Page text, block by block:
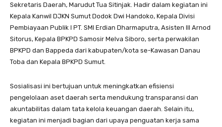
Sekretaris Daerah, Marudut Tua Sitinjak. Hadir dalam kegiatan ini
Kepala Kanwil DJKN Sumut Dodok Dwi Handoko, Kepala Divisi
Pembiayaan Publik I PT. SMI Erdian Dharmaputra, Asisten III Arnod
Sitorus, Kepala BPKPD Samosir Melva Siboro, serta perwakilan
BPKPD dan Bappeda dari kabupaten/kota se-Kawasan Danau
Toba dan Kepala BPKPD Sumut.
Sosialisasi ini bertujuan untuk meningkatkan efisiensi
pengelolaan aset daerah serta mendukung transparansi dan
akuntabilitas dalam tata kelola keuangan daerah. Selain itu,
kegiatan ini menjadi bagian dari upaya penguatan kerja sama